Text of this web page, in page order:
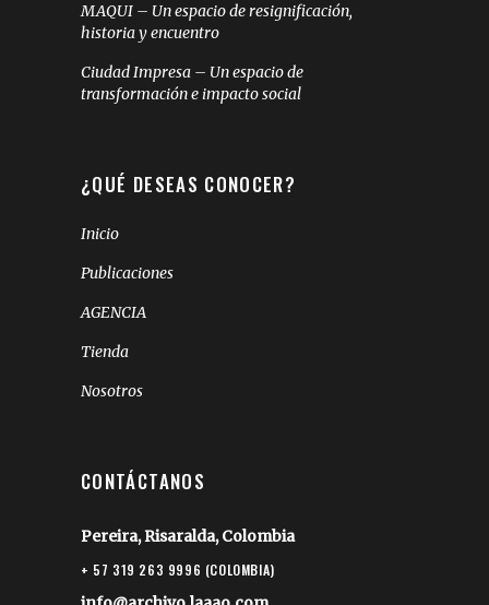
MAQUI – Un espacio de resignificación,
historia y encuentro
Ciudad Impresa – Un espacio de
transformación e impacto social
¿QUÉ DESEAS CONOCER?
Inicio
Publicaciones
AGENCIA
Tienda
Nosotros
CONTÁCTANOS
Pereira, Risaralda, Colombia
+ 57 319 263 9996 (COLOMBIA)